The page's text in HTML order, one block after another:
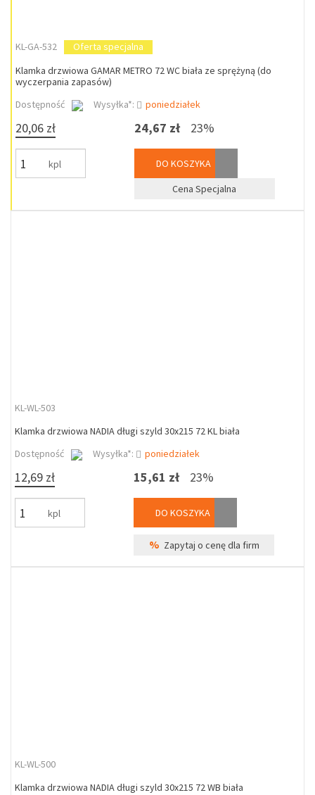
KL-GA-532
Oferta specjalna
Klamka drzwiowa GAMAR METRO 72 WC biała ze sprężyną (do
wyczerpania zapasów)
Dostępność
Wysyłka*: poniedziałek
20,06 zł
kpl
24,67 zł 23%
DO KOSZYKA
Cena Specjalna
KL-WL-503
Klamka drzwiowa NADIA długi szyld 30x215 72 KL biała
Dostępność
Wysyłka*: poniedziałek
12,69 zł
kpl
15,61 zł 23%
DO KOSZYKA
% Zapytaj o cenę dla firm
KL-WL-500
Klamka drzwiowa NADIA długi szyld 30x215 72 WB biała